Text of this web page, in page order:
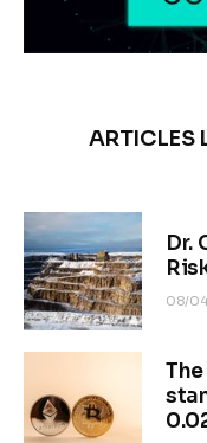
ARTICLES
Dr.
08/